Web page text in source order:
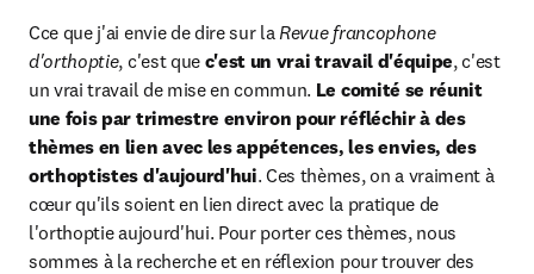
Cce que j'ai envie de dire sur la Revue francophone
d'orthoptie, c'est que c'est un vrai travail d'équipe, c'est
un vrai travail de mise en commun. Le comité se réunit
une fois par trimestre environ pour réfléchir à des
thèmes en lien avec les appétences, les envies, des
orthoptistes d'aujourd'hui. Ces thèmes, on a vraiment à
cœur qu'ils soient en lien direct avec la pratique de
l'orthoptie aujourd'hui. Pour porter ces thèmes, nous
sommes à la recherche et en réflexion pour trouver des